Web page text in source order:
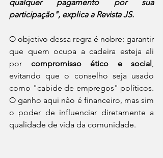
qualquer pagamento por sua
participação", explica a Revista JS.
O objetivo dessa regra é nobre: garantir
que quem ocupa a cadeira esteja ali
por compromisso ético e social,
evitando que o conselho seja usado
como "cabide de empregos" políticos.
O ganho aqui não é financeiro, mas sim
o poder de influenciar diretamente a
qualidade de vida da comunidade.